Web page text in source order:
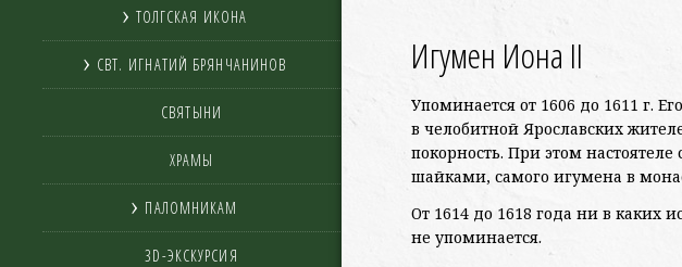
ТОЛГСКАЯ ИКОНА
СВТ. ИГНАТИЙ БРЯНЧАНИНОВ
СВЯТЫНИ
ХРАМЫ
ПАЛОМНИКАМ
3D-ЭКСКУРСИЯ
Игумен Иона II
Упоминается от 1606 до 1611 г.
в челобитной Ярославских
покорность. При этом
шайками, самого игумена в
От 1614 до 1618 года ни в каких
не упоминается.